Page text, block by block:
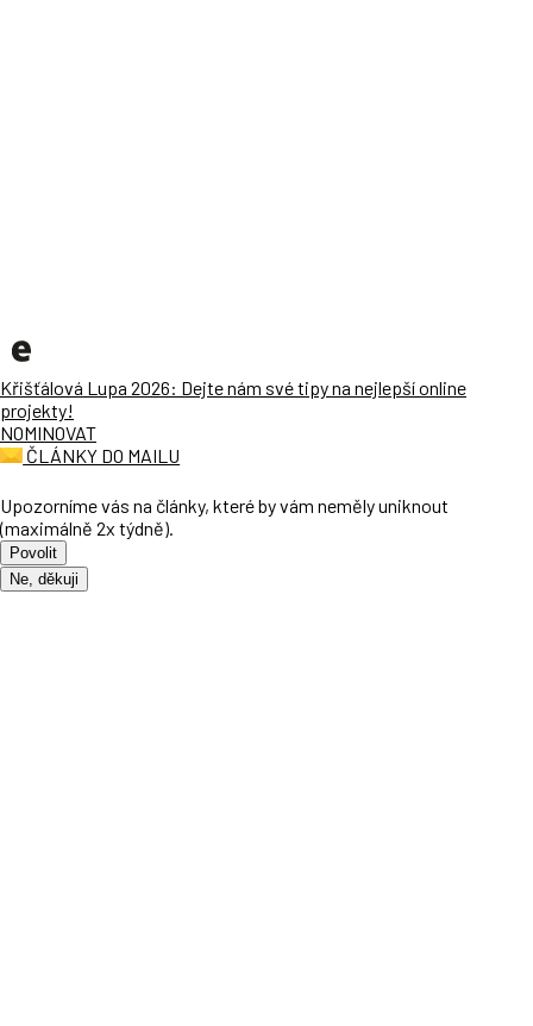
Křišťálová Lupa 2026: Dejte nám své tipy na nejlepší online
projekty!
NOMINOVAT
ČLÁNKY DO MAILU
Upozorníme vás na články, které by vám neměly uniknout
(maximálně 2x týdně).
Povolit
Ne, děkuji